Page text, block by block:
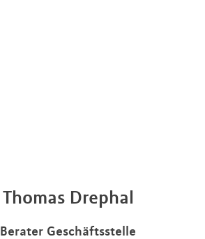
Thomas Drephal
Berater Geschäftsstelle